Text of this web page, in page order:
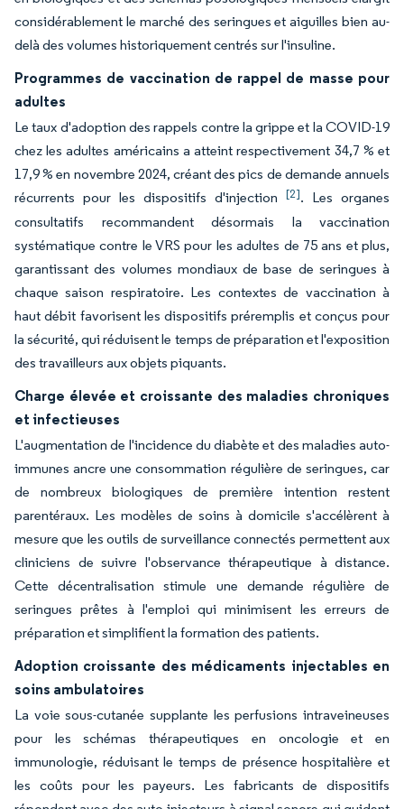
considérablement le marché des seringues et aiguilles bien au-
delà des volumes historiquement centrés sur l'insuline.
Programmes de vaccination de rappel de masse pour
adultes
Le taux d'adoption des rappels contre la grippe et la COVID-19
chez les adultes américains a atteint respectivement 34,7 % et
17,9 % en novembre 2024, créant des pics de demande annuels
récurrents pour les dispositifs d'injection [2]. Les organes
consultatifs recommandent désormais la vaccination
systématique contre le VRS pour les adultes de 75 ans et plus,
garantissant des volumes mondiaux de base de seringues à
chaque saison respiratoire. Les contextes de vaccination à
haut débit favorisent les dispositifs préremplis et conçus pour
la sécurité, qui réduisent le temps de préparation et l'exposition
des travailleurs aux objets piquants.
Charge élevée et croissante des maladies chroniques
et infectieuses
L'augmentation de l'incidence du diabète et des maladies auto-
immunes ancre une consommation régulière de seringues, car
de nombreux biologiques de première intention restent
parentéraux. Les modèles de soins à domicile s'accélèrent à
mesure que les outils de surveillance connectés permettent aux
cliniciens de suivre l'observance thérapeutique à distance.
Cette décentralisation stimule une demande régulière de
seringues prêtes à l'emploi qui minimisent les erreurs de
préparation et simplifient la formation des patients.
Adoption croissante des médicaments injectables en
soins ambulatoires
La voie sous-cutanée supplante les perfusions intraveineuses
pour les schémas thérapeutiques en oncologie et en
immunologie, réduisant le temps de présence hospitalière et
les coûts pour les payeurs. Les fabricants de dispositifs